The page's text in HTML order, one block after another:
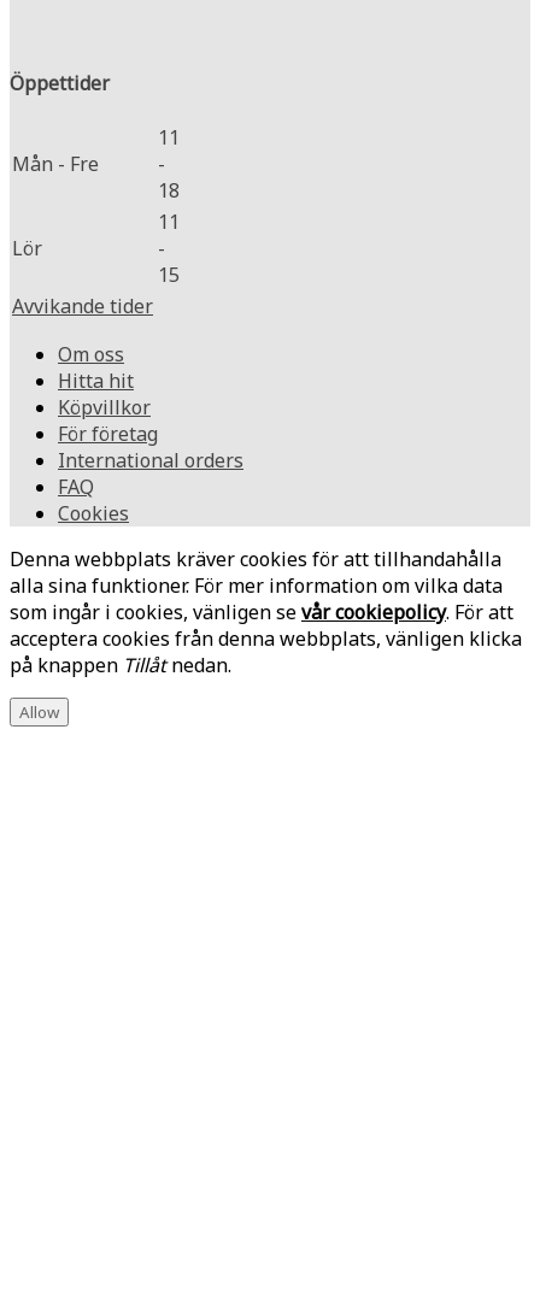
Öppettider
Mån - Fre
11
-
18
Lör
11
-
15
Avvikande tider
Om oss
Hitta hit
Köpvillkor
För företag
International orders
FAQ
Cookies
Denna webbplats kräver cookies för att tillhandahålla
alla sina funktioner. För mer information om vilka data
som ingår i cookies, vänligen sevår cookiepolicy. För att
acceptera cookies från denna webbplats, vänligen klicka
på knappen Tillåtnedan.
Allow